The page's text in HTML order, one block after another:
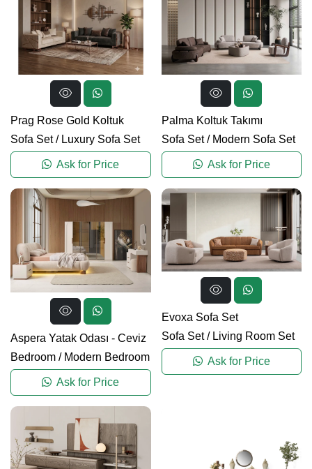
Prag Rose Gold Koltuk
Sofa Set/ Luxury Sofa Set
Ask for Price
Palma Koltuk Takımı
Sofa Set/ Modern Sofa Set
Ask for Price
Aspera Yatak Odası - Ceviz
Bedroom / Modern Bedroom
Ask for Price
Evoxa Sofa Set
Sofa Set/ Living Room Set
Ask for Price